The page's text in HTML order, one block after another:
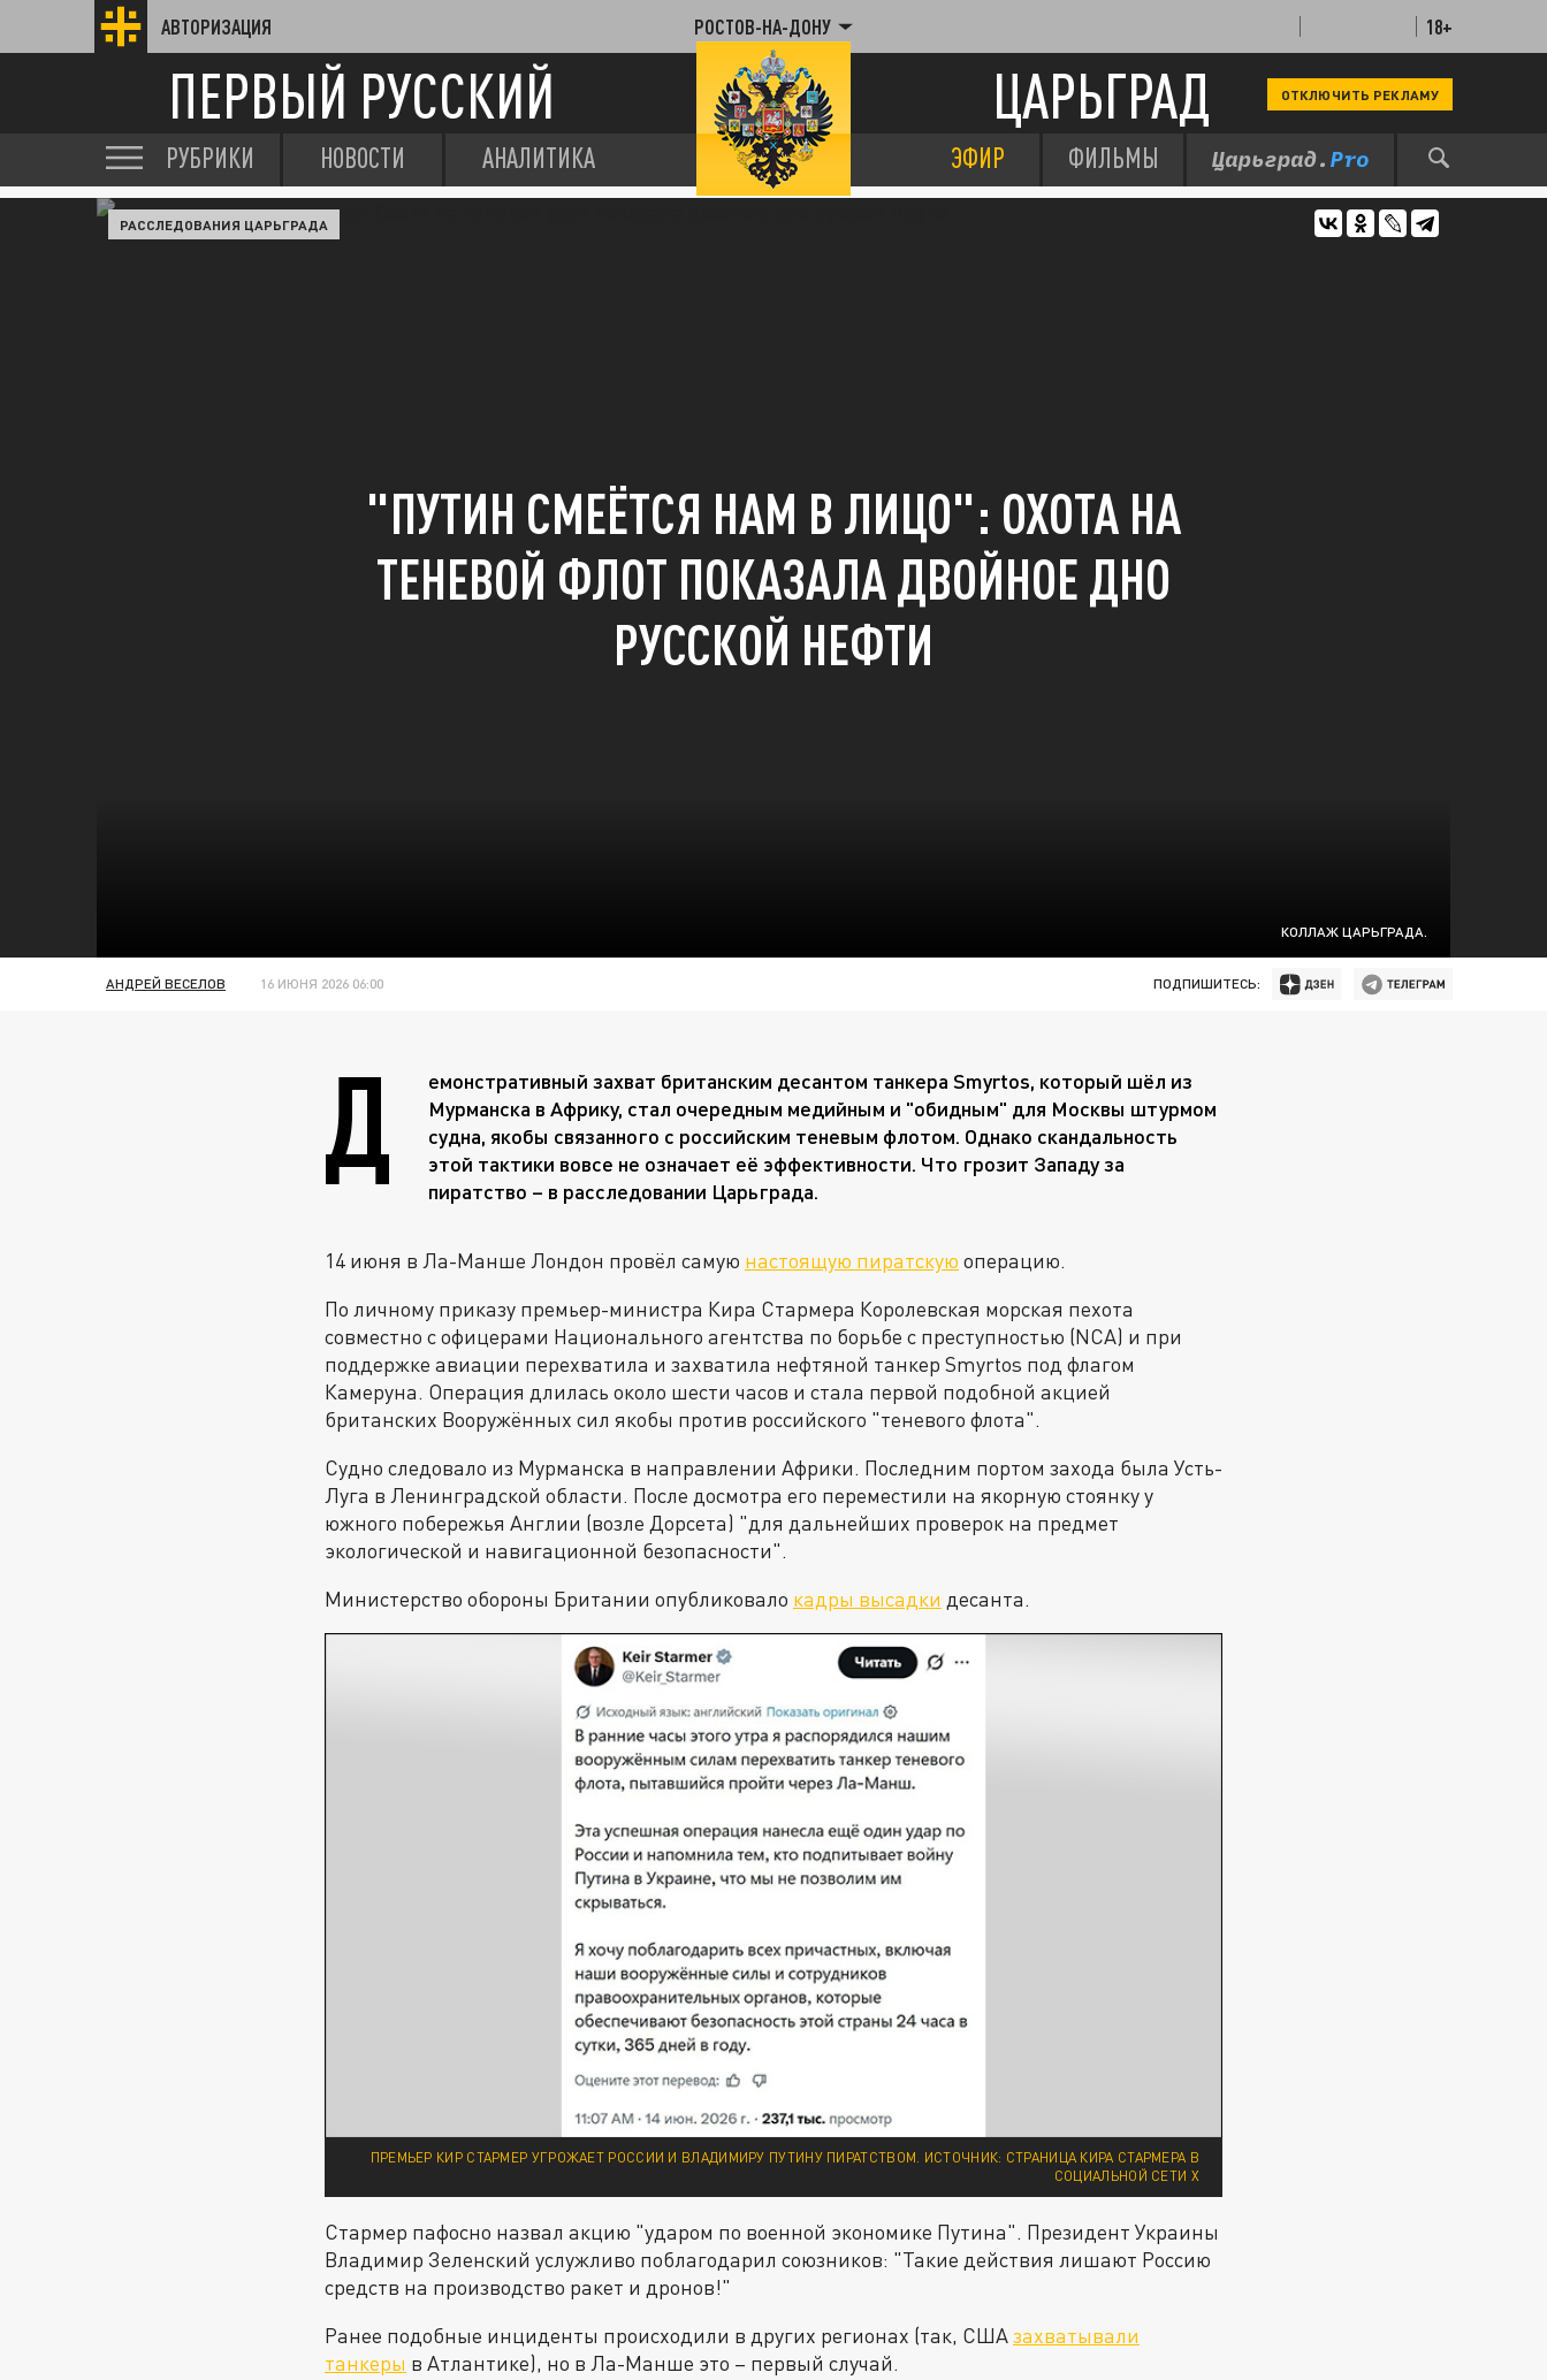
АВТОРИЗАЦИЯ РОСТОВ-НА-ДОНУ 18+
ПЕРВЫЙ РУССКИЙ ЦАРЬГРАД ОТКЛЮЧИТЬ РЕКЛАМУ
РУБРИКИ НОВОСТИ АНАЛИТИКА ЭФИР ФИЛЬМЫ
КОЛЛАЖ ЦАРЬГРАДА.
РАССЛЕДОВАНИЯ ЦАРЬГРАДА
"ПУТИН СМЕЁТСЯ НАМ В ЛИЦО": ОХОТА НА
ТЕНЕВОЙ ФЛОТ ПОКАЗАЛА ДВОЙНОЕ ДНО
РУССКОЙ НЕФТИ
АНДРЕЙ ВЕСЕЛОВ 16 ИЮНЯ 2026 06:00 ПОДПИШИТЕСЬ:
Д
емонстративный захват британским десантом танкера Smyrtos, который шёл из
Мурманска в Африку, стал очередным медийным и "обидным" для Москвы штурмом
судна, якобы связанного с российским теневым флотом. Однако скандальность
этой тактики вовсе не означает её эффективности. Что грозит Западу за
пиратство – в расследовании Царьграда.
14 июня в Ла-Манше Лондон провёл самую настоящую пиратскую операцию.
По личному приказу премьер-министра Кира Стармера Королевская морская пехота
совместно с офицерами Национального агентства по борьбе с преступностью (NCA) и при
поддержке авиации перехватила и захватила нефтяной танкер Smyrtos под флагом
Камеруна. Операция длилась около шести часов и стала первой подобной акцией
британских Вооружённых сил якобы против российского "теневого флота".
Судно следовало из Мурманска в направлении Африки. Последним портом захода была Усть-
Луга в Ленинградской области. После досмотра его переместили на якорную стоянку у
южного побережья Англии (возле Дорсета) "для дальнейших проверок на предмет
экологической и навигационной безопасности".
Министерство обороны Британии опубликовало кадры высадки десанта.
ПРЕМЬЕР КИР СТАРМЕР УГРОЖАЕТ РОССИИ И ВЛАДИМИРУ ПУТИНУ ПИРАТСТВОМ. ИСТОЧНИК: СТРАНИЦА КИРА СТАРМЕРА В
СОЦИАЛЬНОЙ СЕТИ Х
Стармер пафосно назвал акцию "ударом по военной экономике Путина". Президент Украины
Владимир Зеленский услужливо поблагодарил союзников: "Такие действия лишают Россию
средств на производство ракет и дронов!"
Ранее подобные инциденты происходили в других регионах (так, СШАзахватывали
танкеры в Атлантике), но в Ла-Манше это – первый случай.